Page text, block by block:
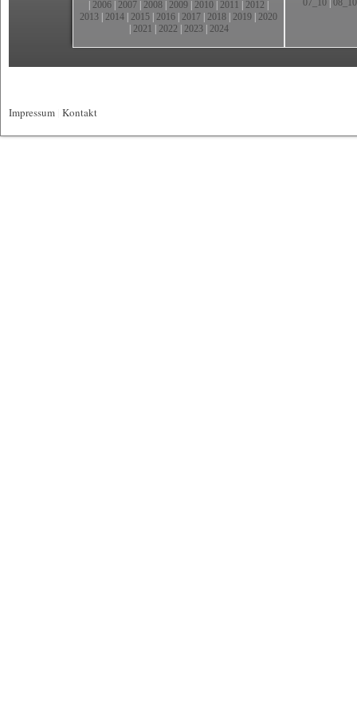
2006 2007 2008 2009 2010 2011 2012
2013 2014 2015 2016 2017 2018 2019 2020
2021 2022 2023| 2024
07_10 08_10
Impressum Kontakt